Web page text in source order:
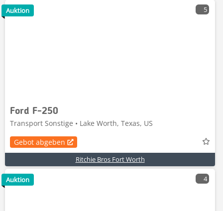
5
Ford F-250
Transport Sonstige • Lake Worth, Texas, US
Gebot abgeben
Ritchie Bros Fort Worth
Auktion
4
Auktion